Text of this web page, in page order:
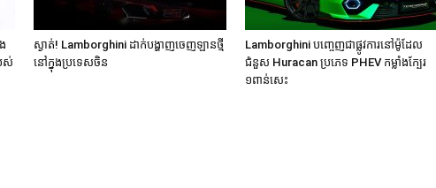
ស់
ស្ងាត់! Lamborghini ដាក់បង្ហាញចេញឡានថ្មី
នៅក្នុងប្រទេសចិន
Lamborghini បញ្ចេញជាផ្លូវការនៅម៉ូដែល
ជំនួស Huracan ប្រភេទ PHEV កម្លាំងក្បែរ
១ពាន់សេះ